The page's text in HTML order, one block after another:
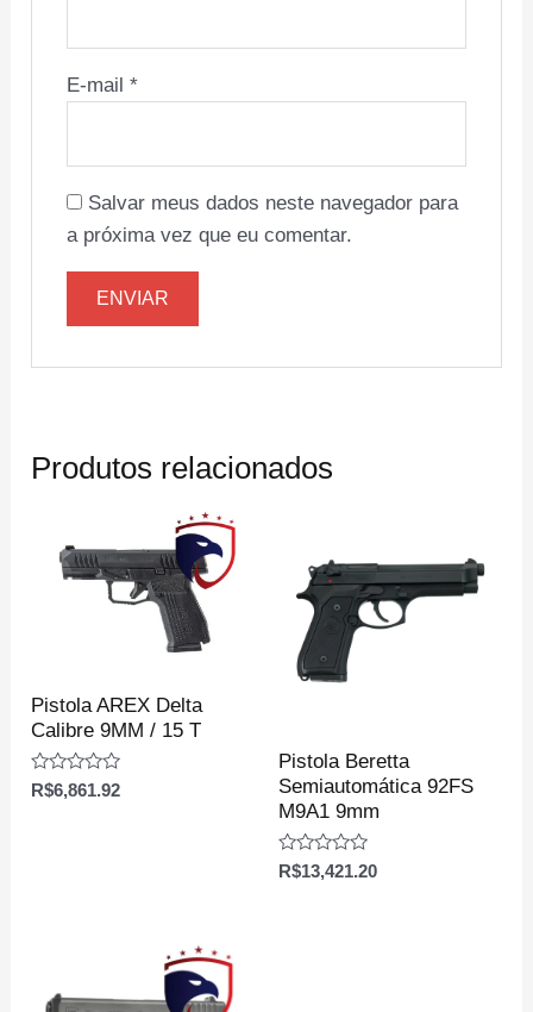
E-mail *
Salvar meus dados neste navegador para
a próxima vez que eu comentar.
Produtos relacionados
Pistola AREX Delta
Calibre 9MM / 15 T
Avaliação
R$6,861.92
Pistola Beretta
Semiautomática 92FS
M9A1 9mm
Avaliação
R$13,421.20